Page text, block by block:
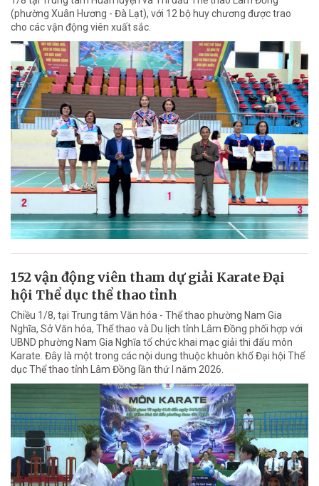
(phường Xuân Hương - Đà Lạt), với 12 bộ huy chương được trao
cho các vận động viên xuất sắc.
152 vận động viên tham dự giải Karate Đại
hội Thể dục thể thao tỉnh
Chiều 1/8, tại Trung tâm Văn hóa - Thể thao phường Nam Gia
Nghĩa, Sở Văn hóa, Thể thao và Du lịch tỉnh Lâm Đồng phối hợp với
UBND phường Nam Gia Nghĩa tổ chức khai mạc giải thi đấu môn
Karate. Đây là một trong các nội dung thuộc khuôn khổ Đại hội Thể
dục Thể thao tỉnh Lâm Đồng lần thứ I năm 2026.